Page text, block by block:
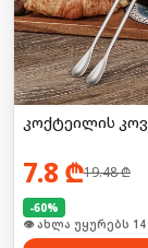
კოქტეილის
7.8 ₾19.48₾
-60%
🛒 ბოლო 24სთ-ში